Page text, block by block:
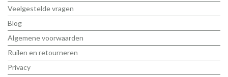
Veelgestelde vragen
Blog
Algemene voorwaarden
Ruilen en retourneren
Privacy